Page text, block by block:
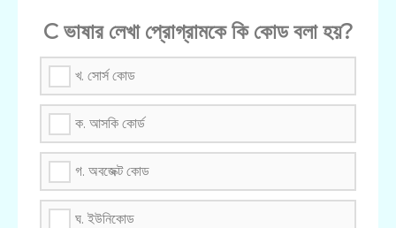
C ভাষার লেখা প্রোগ্রামকে কি কোড বলা হয়?
খ. সোর্স কোড
ক. আসকি কোর্ড
গ. অবজেক্ট কোড
ঘ. ইউনিকোড